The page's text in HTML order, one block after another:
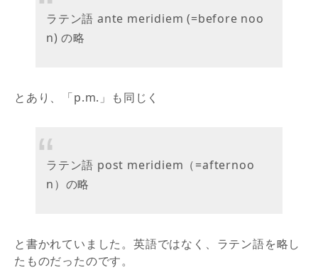
ラテン語 ante meridiem (=before noo
n) の略
とあり、「p.m.」も同じく
ラテン語 post meridiem（=afternoo
n）の略
と書かれていました。英語ではなく、ラテン語を略し
たものだったのです。